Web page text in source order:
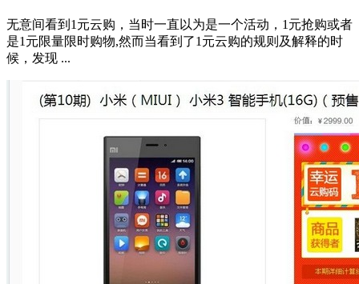
无意间看到1元云购，当时一直以为是一个活动，1元抢购或者
是1元限量限时购物,然而当看到了1元云购的规则及解释的时
候，发现 ...